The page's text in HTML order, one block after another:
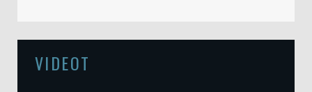
VIDEOT